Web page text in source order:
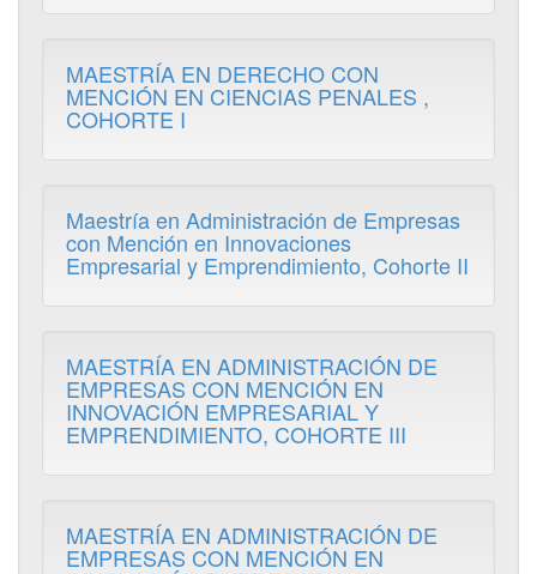
MAESTRÍA EN DERECHO CON
MENCIÓN EN CIENCIAS PENALES ,
COHORTE I
Maestría en Administración de Empresas
con Mención en Innovaciones
Empresarial y Emprendimiento, Cohorte II
MAESTRÍA EN ADMINISTRACIÓN DE
EMPRESAS CON MENCIÓN EN
INNOVACIÓN EMPRESARIAL Y
EMPRENDIMIENTO, COHORTE III
MAESTRÍA EN ADMINISTRACIÓN DE
EMPRESAS CON MENCIÓN EN